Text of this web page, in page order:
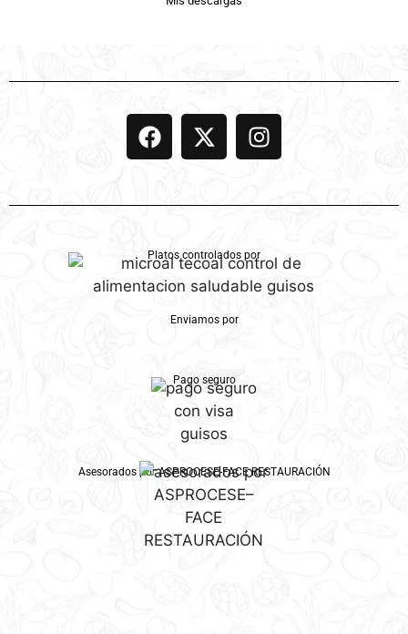
Platos controlados por
Enviamos por
Pago seguro
Asesorados por ASPROCESE-FACE RESTAURACIÓN